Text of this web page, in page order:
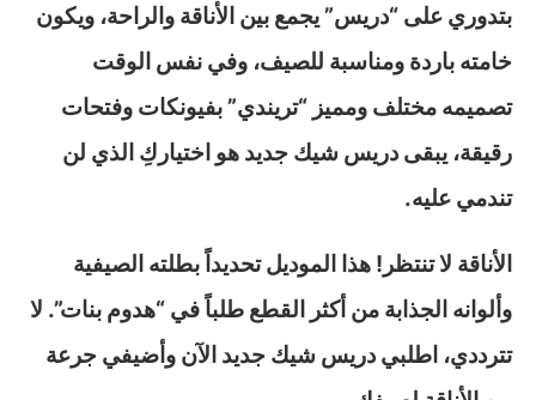
بتدوري على “دريس” يجمع بين الأناقة والراحة، ويكون
خامته باردة ومناسبة للصيف، وفي نفس الوقت
تصميمه مختلف ومميز “تريندي” بفيونكات وفتحات
رقيقة، يبقى دريس شيك جديد هو اختياركِ الذي لن
تندمي عليه.
الأناقة لا تنتظر! هذا الموديل تحديداً بطلته الصيفية
وألوانه الجذابة من أكثر القطع طلباً في “هدوم بنات”. لا
تترددي، اطلبي دريس شيك جديد الآن وأضيفي جرعة